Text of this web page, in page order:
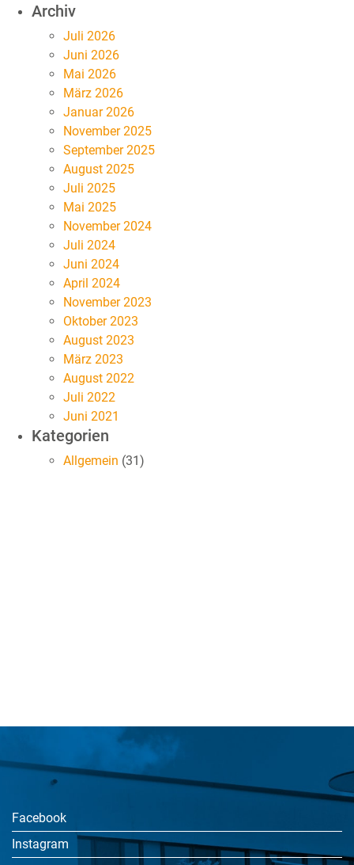
Archiv
Juli 2026
Juni 2026
Mai 2026
März 2026
Januar 2026
November 2025
September 2025
August 2025
Juli 2025
Mai 2025
November 2024
Juli 2024
Juni 2024
April 2024
November 2023
Oktober 2023
August 2023
März 2023
August 2022
Juli 2022
Juni 2021
Kategorien
Allgemein (31)
Facebook
Instagram